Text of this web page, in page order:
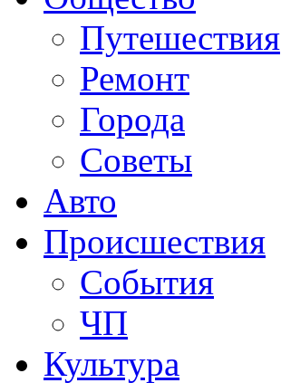
Путешествия
Ремонт
Города
Советы
Авто
Происшествия
События
ЧП
Культура